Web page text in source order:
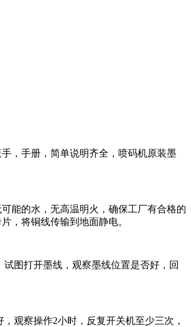
，手册，简单说明齐全，喷码机原装墨
能的水，无高温明火，确保工厂有合格的
，将铜线传输到地面静电。
图打开墨线，观察墨线位置是否好，回
观察操作2小时，反复开关机至少三次，